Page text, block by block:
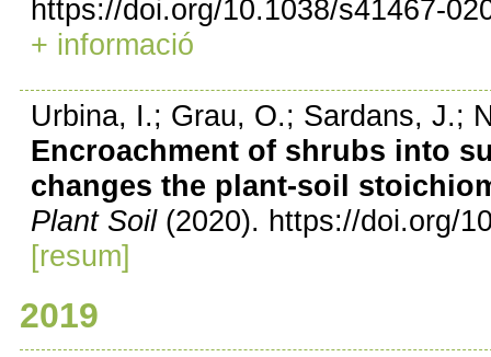
https://doi.org/10.1038/s41467-
+ informació
Urbina, I.; Grau, O.; Sardans, J.;
Encroachment of shrubs into
changes the plant-soil
Plant Soil(2020). https://doi.org/
[resum]
2019